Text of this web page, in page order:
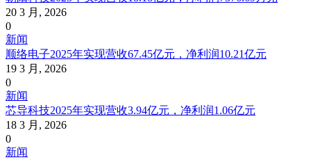
20 3 月, 2026
0
新闻
顺络电子2025年实现营收67.45亿元，净利润10.21亿元
19 3 月, 2026
0
新闻
芯导科技2025年实现营收3.94亿元，净利润1.06亿元
18 3 月, 2026
0
新闻